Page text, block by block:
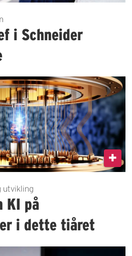
i Schneider
utvikling
KI på
i dette tiåret